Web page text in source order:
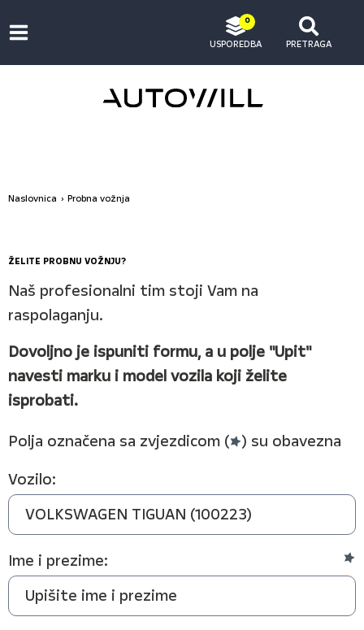
0
USPOREDBA PRETRAGA
Naslovnica Probna vožnja
ŽELITE PROBNU VOŽNJU?
Naš profesionalni tim stoji Vam na
raspolaganju.
Dovoljno je ispuniti formu, a u polje "Upit"
navesti marku i model vozila koji želite
isprobati.
Polja označena sa zvjezdicom (
) su obavezna
Vozilo:
Ime i prezime: